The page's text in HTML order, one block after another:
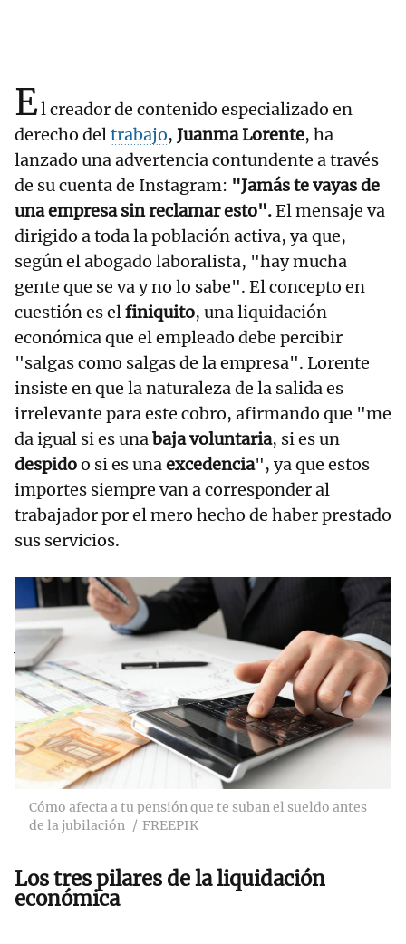
El creador de contenido especializado en
derecho deltrabajo, Juanma Lorente, ha
lanzado una advertencia contundente a través
de su cuenta de Instagram: "Jamás te vayas de
una empresa sin reclamar esto".El mensaje va
dirigido a toda la población activa, ya que,
según el abogado laboralista, "hay mucha
gente que se va y no lo sabe". El concepto en
cuestión es elfiniquito, una liquidación
económica que el empleado debe percibir
"salgas como salgas de la empresa". Lorente
insiste en que la naturaleza de la salida es
irrelevante para este cobro, afirmando que "me
da igual si es unabaja voluntaria, si es un
despidoo si es unaexcedencia", ya que estos
importes siempre van a corresponder al
trabajador por el mero hecho de haber prestado
sus servicios.
RELACIONADAS
Juanma Lorente,
abogado
laboralista, avisa:
"Vas tardísimo si
no has hablado ya
con tu empresa"
Cómo afecta a tu pensión que te suban el sueldo antes
de la jubilación
FREEPIK
Los tres pilares de la liquidación
económica